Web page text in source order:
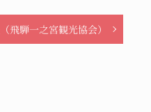
（飛騨一之宮観光協会）